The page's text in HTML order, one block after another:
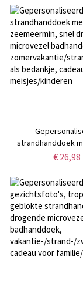
gunst,
dierenliefhebbers/
strandhanddoek
zeemeermin,
zomervakantie/
als bedankje,
meisjes/
€ 26,98